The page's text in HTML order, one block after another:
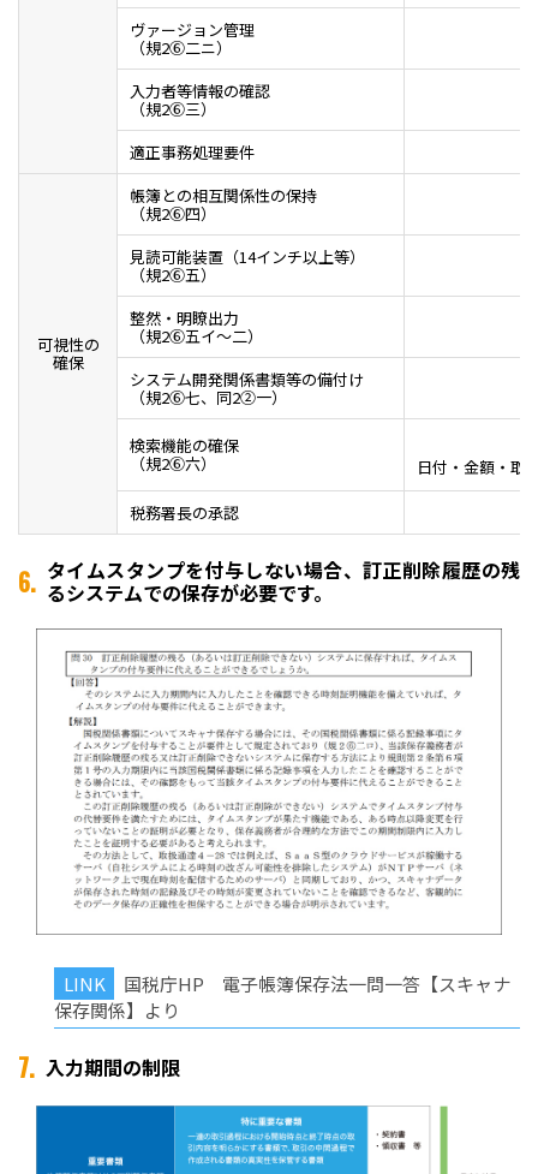
ヴァージョン管理
（規2⑥二ニ）
入力者等情報の確認
（規2⑥三）
適正事務処理要件
可視性の
確保
帳簿との相互関係性の保持
（規2⑥四）
見読可能装置（14インチ以上等）
（規2⑥五）
整然・明瞭出力
（規2⑥五イ～二）
システム開発関係書類等の備付け
（規2⑥七、同2②一）
検索機能の確保
（規2⑥六）
日付・金額・取
税務署長の承認
6. タイムスタンプを付与しない場合、訂正削除履歴の残
るシステムでの保存が必要です。
国税庁HP 電子帳簿保存法一問一答【スキャナ
保存関係】より
7. 入力期間の制限